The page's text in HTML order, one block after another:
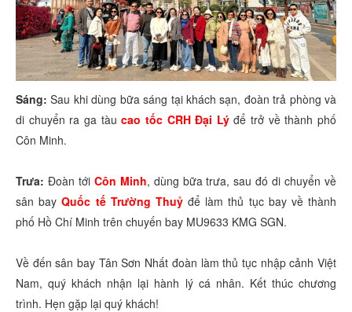
Sáng:Sau khi dùng bữa sáng tại khách sạn, đoàn trả phòng và
di chuyển ra ga tàucao tốc CRH Đại Lýđể trở về thành phố
Côn Minh.
Trưa: Đoàn tới Côn Minh, dùng bữa trưa, sau đó di chuyển về
sân bayQuốc tế Trường Thuỷđể làm thủ tục bay về thành
phố Hồ Chí Minh trên chuyến bay MU9633 KMG SGN.
Về đến sân bay Tân Sơn Nhất đoàn làm thủ tục nhập cảnh Việt
Nam, quý khách nhận lại hành lý cá nhân. Kết thúc chương
trình. Hẹn gặp lại quý khách!